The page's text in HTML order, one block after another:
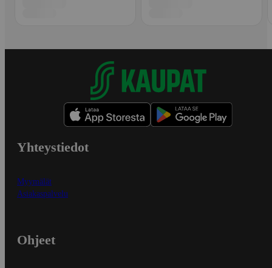
Yhteystiedot
Myymälät
Asiakaspalvelu
Ohjeet